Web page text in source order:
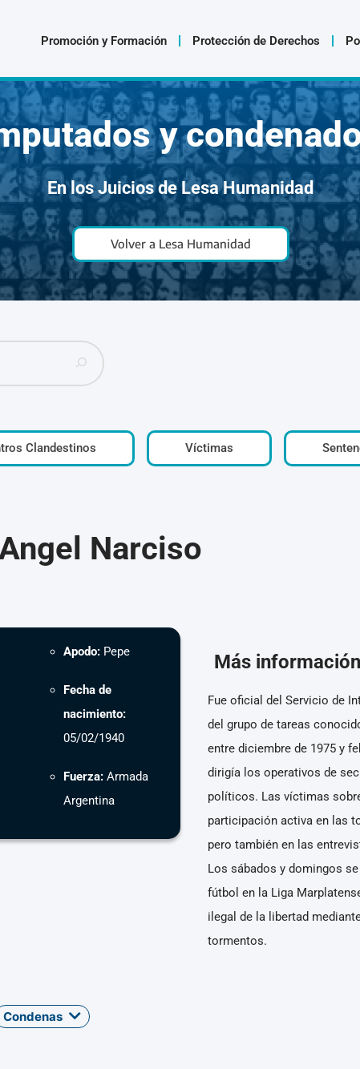
Promoción y Formación Protección de Derechos
y
En los Juicios de Lesa Humanidad
Volver a Lesa Humanidad
Clandestinos Víctimas
Narciso
Apodo: Pepe
Fecha de
nacimiento:
05/02/1940
Fuerza:Armada
Argentina
Más información
Fue oficial del Servicio de
del grupo de tareas
entre diciembre de 1975 y
dirigía los operativos de
políticos. Las víctimas
participación activa en las
pero también en las
Los sábados y domingos
fútbol en la Liga
ilegal de la libertad
tormentos.
Condenas